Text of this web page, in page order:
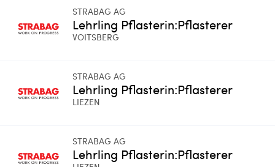
STRABAG AG
Lehrling Pflasterin:Pflasterer
VOITSBERG
STRABAG AG
Lehrling Pflasterin:Pflasterer
LIEZEN
STRABAG AG
Lehrling Pflasterin:Pflasterer